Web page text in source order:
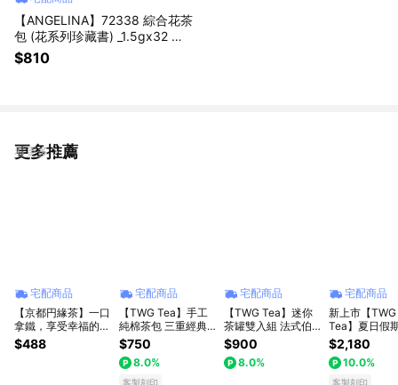
【ANGELINA】72338 綜合花茶
包 (花系列珍藏書) _1.5gx32 聖
誕 交換禮物
$810
更多推薦
看更多
宅配商品
【京都円緣茶】一口
拿鐵，享受幸福的瞬
間～醇厚抹茶拿鐵&
暖暖焙茶拿鐵（E拿
$488
宅配商品
【TWG Tea】手工
純棉茶包 三重經典
茶包系列 15包/盒
(Classic Teabag
Selection) | 客製化
卡片
$750
8.0%
客製刻印
宅配商品
【TWG Tea】迷你
茶罐雙入組 法式伯
爵茶20g/罐+1837
紅茶20g/罐
$900
8.0%
宅配商品
新上市【TWG
Tea】夏日假
禮盒 15入/盒
款x3入
Holiday Iced
Teabag
$2,180
10.0%
客製刻印